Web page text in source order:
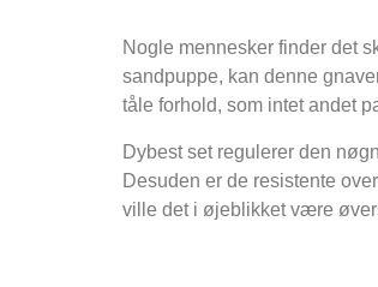
Nogle mennesker finder det
sandpuppe, kan denne
tåle forhold, som intet andet
Dybest set regulerer den
Desuden er de resistente
ville det i øjeblikket være